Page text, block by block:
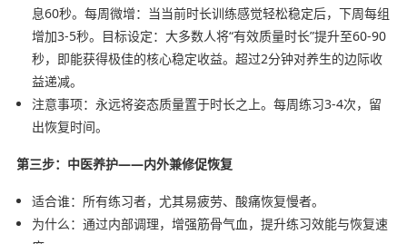
息60秒。每周微增：当当前时长训练感觉轻松稳定后，下周每组
增加3-5秒。目标设定：大多数人将“有效质量时长”提升至60-90
秒，即能获得极佳的核心稳定收益。超过2分钟对养生的边际收
益递减。
注意事项：永远将姿态质量置于时长之上。每周练习3-4次，留
出恢复时间。
第三步：中医养护——内外兼修促恢复
适合谁：所有练习者，尤其易疲劳、酸痛恢复慢者。
为什么：通过内部调理，增强筋骨气血，提升练习效能与恢复速